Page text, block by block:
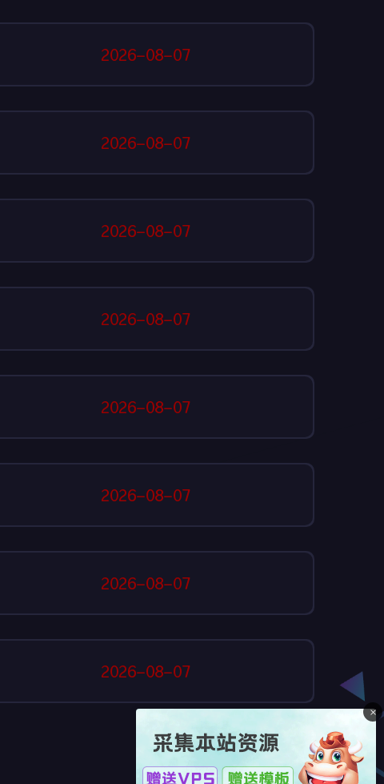
2026-08-07
2026-08-07
2026-08-07
2026-08-07
2026-08-07
2026-08-07
2026-08-07
2026-08-07
×